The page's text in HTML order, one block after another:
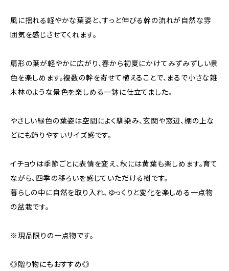
風に揺れる軽やかな葉姿と、すっと伸びる幹の流れが自然な雰
囲気を感じさせてくれます。
扇形の葉が軽やかに広がり、春から初夏にかけてみずみずしい景
色を楽しめます。複数の幹を寄せて植えることで、まるで小さな雑
木林のような景色を楽しめる一鉢に仕立てました。
やさしい緑色の葉姿は空間によく馴染み、玄関や窓辺、棚の上な
どにも飾りやすいサイズ感です。
イチョウは季節ごとに表情を変え、秋には黄葉も楽しめます。育て
ながら、四季の移ろいを感じていただける樹です。
暮らしの中に自然を取り入れ、ゆっくりと変化を楽しめる一点物
の盆栽です。
※現品限りの一点物です。
◎贈り物にもおすすめ◎